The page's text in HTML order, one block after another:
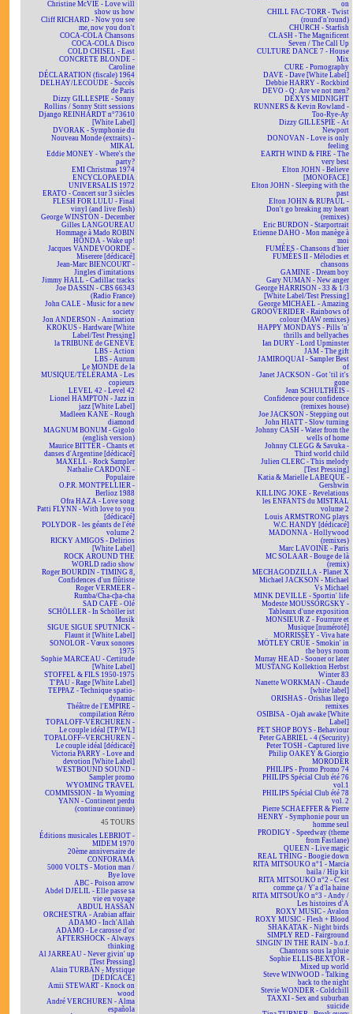
Christine McVIE - Love will
show us how
Cliff RICHARD - Now you see
me, now you don't
COCA-COLA Chansons
COCA-COLA Disco
COLD CHISEL - East
CONCRETE BLONDE -
Caroline
DÉCLARATION (fiscale) 1964
DELHAY/LECOUDE - Succès
de Paris
Dizzy GILLESPIE - Sonny
Rollins / Sonny Stitt sessions
Django REINHARDT n°73610
[White Label]
DVORAK - Symphonie du
Nouveau Monde (extraits) -
MIKAL
Eddie MONEY - Where's the
party?
EMI Christmas 1974
ENCYCLOPAEDIA
UNIVERSALIS 1972
ERATO - Concert sur 3 siècles
FLESH FOR LULU - Final
vinyl (and live flesh)
George WINSTON - December
Gilles LANGOUREAU
Hommage à Mado ROBIN
HONDA - Wake up!
Jacques VANDEVOORDE -
Miserere [dédicacé]
Jean-Marc BIENCOURT -
Jingles d'imitations
Jimmy HALL - Cadillac tracks
Joe DASSIN - CBS 66343
(Radio France)
John CALE - Music for a new
society
Jon ANDERSON - Animation
KROKUS - Hardware [White
Label/Test Pressing]
la TRIBUNE de GENÈVE
LBS - Action
LBS - Aurum
Le MONDE de la
MUSIQUE/TÉLÉRAMA - Les
copieurs
LEVEL 42 - Level 42
Lionel HAMPTON - Jazz in
jazz [White Label]
Madleen KANE - Rough
diamond
MAGNUM BONUM - Gigolo
(english version)
Maurice BITTER - Chants et
danses d'Argentine [dédicacé]
MAXELL - Rock Sampler
Nathalie CARDONE -
Populaire
O.P.R. MONTPELLIER -
Berlioz 1988
Ofra HAZA - Love song
Patti FLYNN - With love to you
[dédicacé]
POLYDOR - les géants de l'été
volume 2
RICKY AMIGOS - Delirios
[White Label]
ROCK AROUND THE
WORLD radio show
Roger BOURDIN - TIMING 8,
Confidences d'un flûtiste
Roger VERMEER -
Rumba/Cha-cha-cha
SAD CAFÉ - Olé
SCHÖLLER - In Schöller ist
Musik
SIGUE SIGUE SPUTNICK -
Flaunt it [White Label]
SONOLOR - Vœux sonores
1975
Sophie MARCEAU - Certitude
[White Label]
STOFFEL & FILS 1950-1975
T'PAU - Rage [White Label]
TEPPAZ - Technique spatio-
dynamic
Théâtre de l'EMPIRE -
compilation Rétro
TOPALOFF-VERCHUREN -
Le couple idéal [TP/WL]
TOPALOFF~VERCHUREN -
Le couple idéal [dédicacé]
Victoria PARRY - Love and
devotion [White Label]
WESTBOUND SOUND -
Sampler promo
WYOMING TRAVEL
COMMISSION - In Wyoming
YANN - Continent perdu
(continue continue)
45 TOURS
Éditions musicales LEBRIOT -
MIDEM 1970
20ème anniversaire de
CONFORAMA
5000 VOLTS - Motion man /
Bye love
ABC - Poison arrow
Abdel DJELIL - Elle passe sa
vie en voyage
ABDUL HASSAN
ORCHESTRA - Arabian affair
ADAMO - Inch'Allah
ADAMO - Le carosse d'or
AFTERSHOCK - Always
thinking
Al JARREAU - Never givin' up
[Test Pressing]
Alain TURBAN - Mystique
[DÉDICACÉ]
Amii STEWART - Knock on
wood
André VERCHUREN - Alma
española
on
CHILL FAC-TORR - Twist
(round'n'round)
CHURCH - Starfish
CLASH - The Magnificent
Seven / The Call Up
CULTURE DANCE 7 - House
Mix
CURE - Pornography
DAVE - Dave [White Label]
Debbie HARRY - Rockbird
DEVO - Q: Are we not men?
DEXYS MIDNIGHT
RUNNERS & Kevin Rowland -
Too-Rye-Ay
Dizzy GILLESPIE - At
Newport
DONOVAN - Love is only
feeling
EARTH WIND & FIRE - The
very best
Elton JOHN - Believe
[MONOFACE]
Elton JOHN - Sleeping with the
past
Elton JOHN & RUPAUL -
Don't go breaking my heart
(remixes)
Eric BURDON - Starportrait
Etienne DAHO - Mon manège à
moi
FUMÉES - Chansons d'hier
FUMÉES II - Mélodies et
chansons
GAMINE - Dream boy
Gary NUMAN - New anger
George HARRISON - 33 & 1/3
[White Label/Test Pressing]
George MICHAEL - Amazing
GROOVERIDER - Rainbows of
colour (MAW remixes)
HAPPY MONDAYS - Pills 'n'
thrills and bellyaches
Ian DURY - Lord Upminster
JAM - The gift
JAMIROQUAI - Sampler Best
of
Janet JACKSON - Got 'til it's
gone
Jean SCHULTHEIS -
Confidence pour confidence
(remixes house)
Joe JACKSON - Stepping out
John HIATT - Slow turning
Johnny CASH - Water from the
wells of home
Johnny CLEGG & Savuka -
Third world child
Julien CLERC - This melody
[Test Pressing]
Katia & Marielle LABEQUE -
Gershwin
KILLING JOKE - Revelations
les ENFANTS du MISTRAL
volume 2
Louis ARMSTRONG plays
W.C. HANDY [dédicacé]
MADONNA - Hollywood
(remixes)
Marc LAVOINE - Paris
MC SOLAAR - Bouge de là
(remix)
MECHAGODZILLA - Planet X
Michael JACKSON - Michael
Vs Michael
MINK DEVILLE - Sportin' life
Modeste MOUSSORGSKY -
Tableaux d'une exposition
MONSIEUR Z - Fourrure et
Musique [numéroté]
MORRISSEY - Viva hate
MÖTLEY CRÜE - Smokin' in
the boys room
Murray HEAD - Sooner or later
MUSTANG Kollektion Herbst
Winter 83
Nanette WORKMAN - Chaude
[white label]
ORISHAS - Orishas llego
remixes
OSIBISA - Ojah awake [White
Label]
PET SHOP BOYS - Behaviour
Peter GABRIEL - 4 (Security)
Peter TOSH - Captured live
Philip OAKEY & Giorgio
MORODER
PHILIPS - Promo Promo 74
PHILIPS Spécial Club été 76
vol.1
PHILIPS Spécial Club été 78
vol. 2
Pierre SCHAEFFER & Pierre
HENRY - Symphonie pour un
homme seul
PRODIGY - Speedway (theme
from Fastlane)
QUEEN - Live magic
REAL THING - Boogie down
RITA MITSOUKO n°1 - Marcia
baila / Hip kit
RITA MITSOUKO n°2 - C'est
comme ça / Y'a d'la haine
RITA MITSOUKO n°3 - Andy /
Les histoires d'A
ROXY MUSIC - Avalon
ROXY MUSIC - Flesh + Blood
SHAKATAK - Night birds
SIMPLY RED - Fairground
SINGIN' IN THE RAIN - b.o.f.
Chantons sous la pluie
Sophie ELLIS-BEXTOR -
Mixed up world
Steve WINWOOD - Talking
back to the night
Stevie WONDER - Coldchill
TAXXI - Sex and suburban
suicide